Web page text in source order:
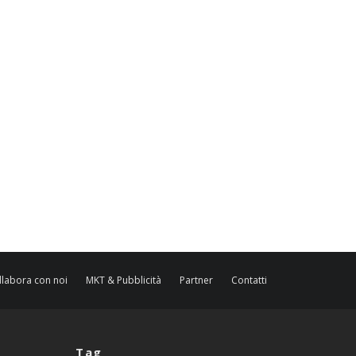
con noi MKT & Pubblicità Partner Contatti
Tag